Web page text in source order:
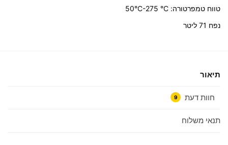
טווח טמפרטורה: 50°C-275 °C
נפח 71 ליטר
תיאור
חוות דעת 9
תנאי משלוח